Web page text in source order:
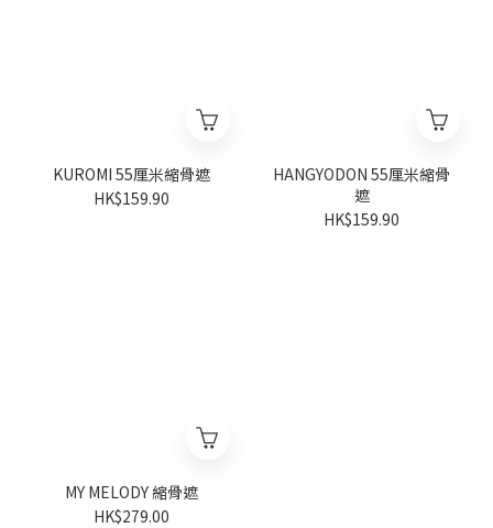
KUROMI 55厘米縮骨遮
HK$159.90
HANGYODON 55厘米縮骨
遮
HK$159.90
MY MELODY 縮骨遮
HK$279.00